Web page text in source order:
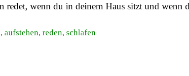
wenn du in deinem Haus sitzt und wenn
aufstehen, reden, schlafen